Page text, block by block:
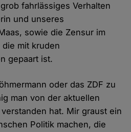
fahrlässiges Verhalten
und unseres
sowie die Zensur im
mit kruden
gepaart ist.
oder das ZDF zu
man von der aktuellen
hat. Mir graust ein
Politik machen, die